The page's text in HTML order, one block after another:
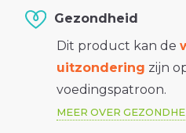
Gezondheid
Dit product kan de
uitzondering zijn
voedingspatroon.
MEER OVER